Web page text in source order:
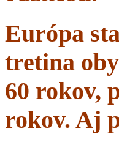
Európa
tretina
60 rokov,
rokov. Aj